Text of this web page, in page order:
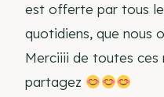
est offerte par tous
quotidiens, que nous
Merciiii de toutes ces
partagez